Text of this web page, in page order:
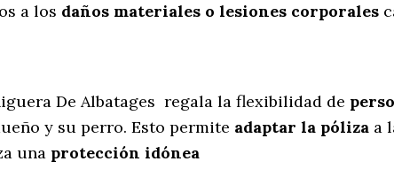
a los daños materiales o lesiones corporales
De Albatages regala la flexibilidad de
y su perro. Esto permite adaptar la póliza a
una protección idónea